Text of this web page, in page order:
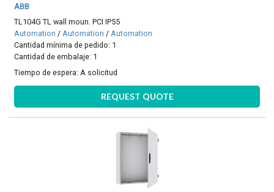
ABB
TL104G TL wall moun. PCI IP55
Automation /Automation /Automation
Cantidad mínima de pedido: 1
Cantidad de embalaje: 1
Tiempo de espera: A solicitud
REQUEST QUOTE